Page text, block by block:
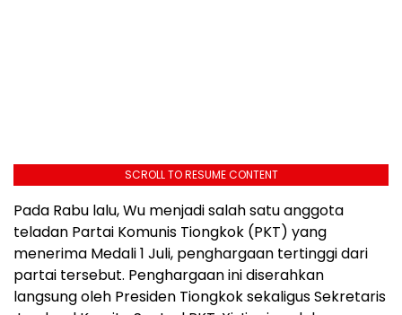
SCROLL TO RESUME CONTENT
Pada Rabu lalu, Wu menjadi salah satu anggota
teladan Partai Komunis Tiongkok (PKT) yang
menerima Medali 1 Juli, penghargaan tertinggi dari
partai tersebut. Penghargaan ini diserahkan
langsung oleh Presiden Tiongkok sekaligus Sekretaris